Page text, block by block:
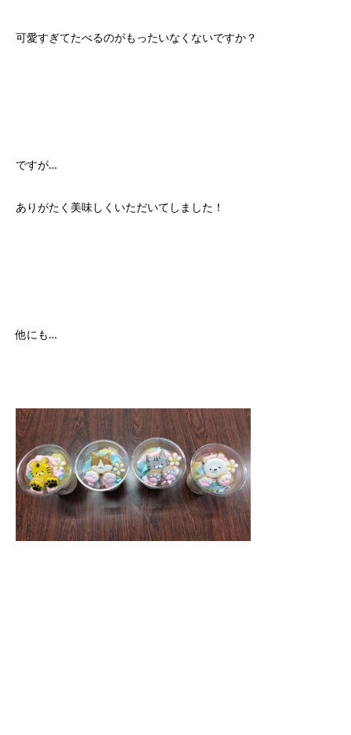
可愛すぎてたべるのがもったいなくないですか？
ですが…
ありがたく美味しくいただいてしました！
他にも…